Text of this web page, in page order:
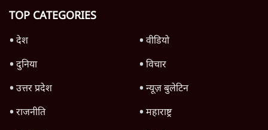
TOP CATEGORIES
देश
वीडियो
दुनिया
विचार
उत्तर प्रदेश
न्यूज़ बुलेटिन
राजनीति
महाराष्ट्र